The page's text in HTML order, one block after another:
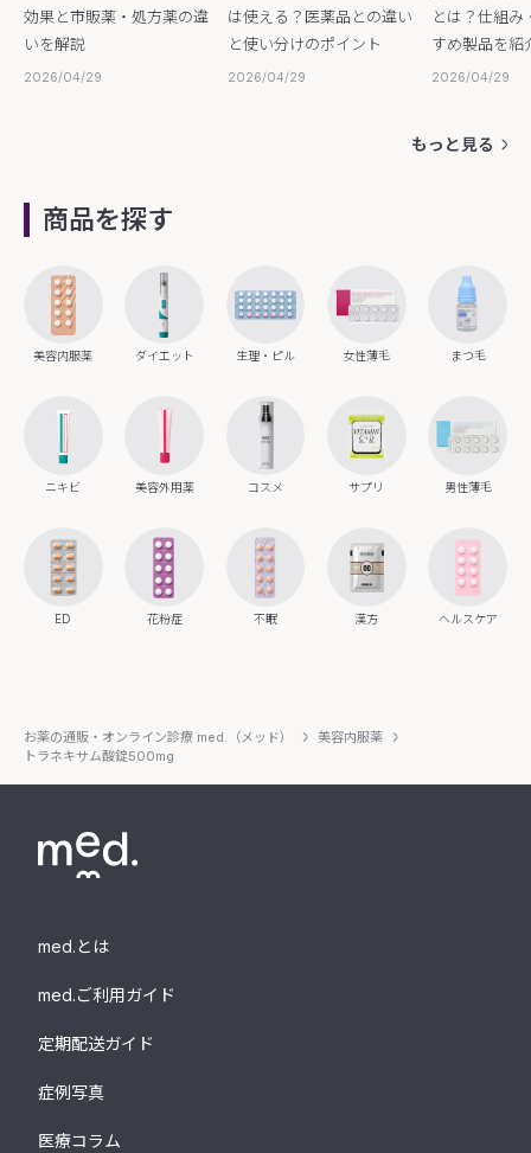
効果と市販薬・処方薬の違
いを解説
2026/04/29
は使える？医薬品との違い
と使い分けのポイント
2026/04/29
とは？仕組み
すめ製品を紹
2026/04/29
もっと見る
商品を探す
美容内服薬 ダイエット 生理・ピル 女性薄毛 まつ毛
ニキビ 美容外用薬 コスメ サプリ 男性薄毛
ED 花粉症 不眠 漢方 ヘルスケア
お薬の通販・オンライン診療 med.（メッド）
美容内服薬
トラネキサム酸錠500mg
med.とは
med.ご利用ガイド
定期配送ガイド
症例写真
医療コラム